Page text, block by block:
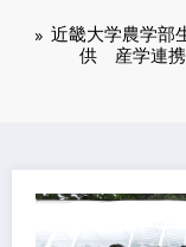
近畿大学農学部
供 産学連携